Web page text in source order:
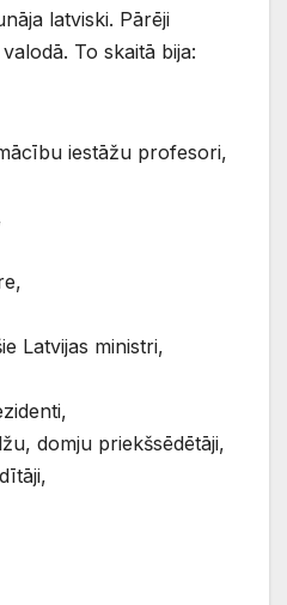
latviski. Pārēji
To skaitā bija:
iestāžu profesori,
Latvijas ministri,
domju priekšsēdētāji,